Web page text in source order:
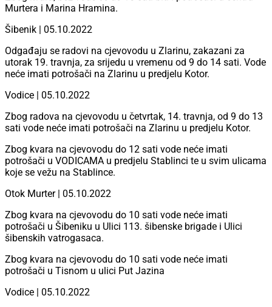
Murtera i Marina Hramina.
Šibenik | 05.10.2022
Odgađaju se radovi na cjevovodu u Zlarinu, zakazani za
utorak 19. travnja, za srijedu u vremenu od 9 do 14 sati. Vode
neće imati potrošači na Zlarinu u predjelu Kotor.
Vodice | 05.10.2022
Zbog radova na cjevovodu u četvrtak, 14. travnja, od 9 do 13
sati vode neće imati potrošači na Zlarinu u predjelu Kotor.
Zbog kvara na cjevovodu do 12 sati vode neće imati
potrošači u VODICAMA u predjelu Stablinci te u svim ulicama
koje se vežu na Stablince.
Otok Murter | 05.10.2022
Zbog kvara na cjevovodu do 10 sati vode neće imati
potrošači u Šibeniku u Ulici 113. šibenske brigade i Ulici
šibenskih vatrogasaca.
Zbog kvara na cjevovodu do 10 sati vode neće imati
potrošači u Tisnom u ulici Put Jazina
Vodice | 05.10.2022